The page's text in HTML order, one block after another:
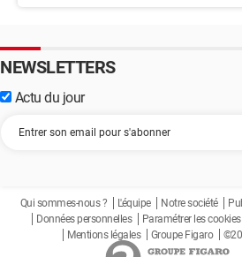
NEWSLETTERS
Actu du jour
Qui sommes-nous ? L'équipe Notre société
Données personnelles
Paramétrer les cookies
Mentions légales
Groupe Figaro